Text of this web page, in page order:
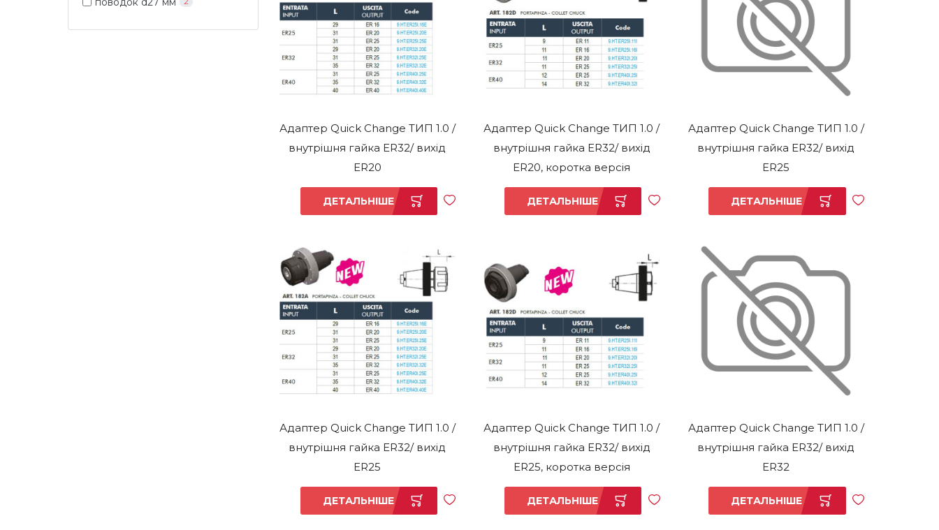
Адаптер Quick Change ТИП 1.0 /
внутрішня гайка ER32/ вихід
ER20
ДЕТАЛЬНІШЕ
Адаптер Quick Change ТИП 1.0 /
внутрішня гайка ER32/ вихід
ER20, коротка версія
ДЕТАЛЬНІШЕ
Адаптер Quick Change ТИП 1.0 /
внутрішня гайка ER32/ вихід
ER25
ДЕТАЛЬНІШЕ
Адаптер Quick Change ТИП 1.0 /
внутрішня гайка ER32/ вихід
ER25
ДЕТАЛЬНІШЕ
Адаптер Quick Change ТИП 1.0 /
внутрішня гайка ER32/ вихід
ER25, коротка версія
ДЕТАЛЬНІШЕ
Адаптер Quick Change ТИП 1.0 /
внутрішня гайка ER32/ вихід
ER32
ДЕТАЛЬНІШЕ